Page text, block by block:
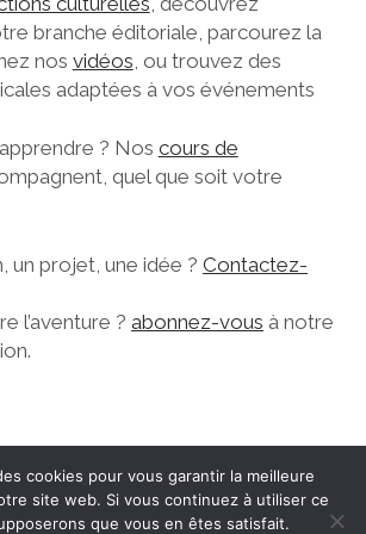
ARCHIVES 2023
ARCHIVES 2022
ET HAZEL MCCONNELL
RIVER JAZZ QUARTET
branche éditoriale, parcourez la
nos vidéos , ou trouvez des
adaptées à vos événements
? Nos cours de
quel que soit votre
un projet, une idée ?Contactez-
l’aventure ?abonnez-vous à notre
cookies pour vous garantir la meilleure
site web. Si vous continuez à utiliser ce
que vous en êtes satisfait.